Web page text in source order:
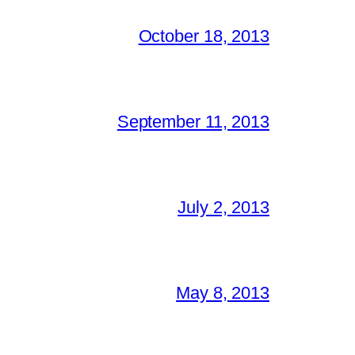
October 18, 2013
September 11, 2013
July 2, 2013
May 8, 2013